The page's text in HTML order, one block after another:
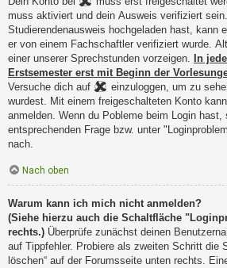
muss aktiviert und dein Ausweis verifiziert
Studierendenausweis hochgeladen hast, kann
er von einem Fachschaftler verifiziert wurde.
einer unserer Sprechstunden vorzeigen. In
Erstsemester erst mit Beginn der
Versuche dich auf
einzuloggen, um zu
wurdest. Mit einem freigeschalteten Konto
anmelden. Wenn du Pobleme beim Login hast,
entsprechenden Frage bzw. unter
nach.
Nach oben
Warum kann ich mich nicht anmelden?
(Siehe hierzu auch die Schaltfläche
rechts.) Überprüfe zunächst deinen
auf Tippfehler. Probiere als zweiten Schritt die
löschen“ auf der Forumsseite unten rechts.